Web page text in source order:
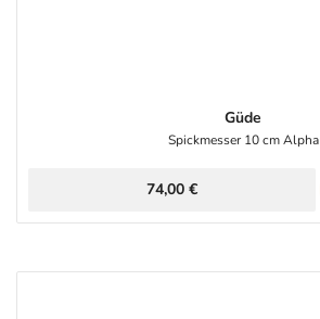
Güde
Spickmesser 10 cm Alpha
74,00 €